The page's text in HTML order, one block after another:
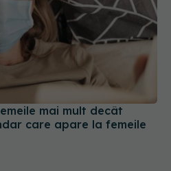
mai mult decât
care apare la femeile